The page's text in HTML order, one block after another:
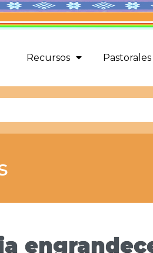
Recursos Pastorales